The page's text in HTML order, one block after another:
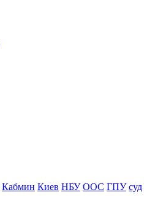
Кабмин Киев НБУ ООС ГПУ суд